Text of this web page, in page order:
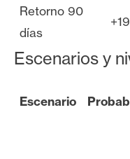
Retorno 90
días
Escenarios y
Escenario